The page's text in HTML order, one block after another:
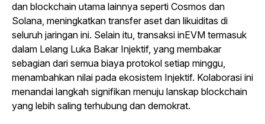
dan blockchain utama lainnya seperti Cosmos dan
Solana, meningkatkan transfer aset dan likuiditas di
seluruh jaringan ini. Selain itu, transaksi inEVM termasuk
dalam Lelang Luka Bakar Injektif, yang membakar
sebagian dari semua biaya protokol setiap minggu,
menambahkan nilai pada ekosistem Injektif. Kolaborasi ini
menandai langkah signifikan menuju lanskap blockchain
yang lebih saling terhubung dan demokrat.